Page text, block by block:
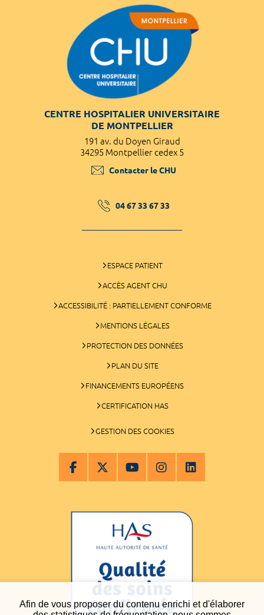
Afin de vous proposer du contenu enrichi et d'élaborer
CENTRE HOSPITALIER UNIVERSITAIRE
DE MONTPELLIER
191 av. du Doyen Giraud
34295 Montpellier cedex 5
Contacter le CHU
04 67 33 67 33
ESPACE PATIENT
ACCÈS AGENT CHU
ACCESSIBILITÉ : PARTIELLEMENT CONFORME
MENTIONS LÉGALES
PROTECTION DES DONNÉES
PLAN DU SITE
FINANCEMENTS EUROPÉENS
CERTIFICATION HAS
GESTION DES COOKIES